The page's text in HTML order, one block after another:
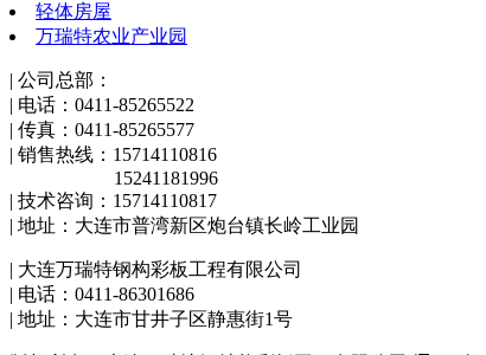
轻体房屋
万瑞特农业产业园
| 公司总部：
| 电话：0411-85265522
| 传真：0411-85265577
| 销售热线：15714110816
15241181996
| 技术咨询：15714110817
| 地址：大连市普湾新区炮台镇长岭工业园
| 大连万瑞特钢构彩板工程有限公司
| 电话：0411-86301686
| 地址：大连市甘井子区静惠街1号